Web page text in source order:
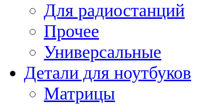
Для радиостанций
Прочее
Универсальные
Детали для ноутбуков
Матрицы